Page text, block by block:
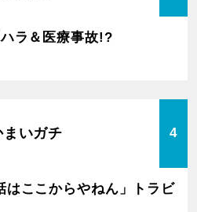
ラ＆医療事故!?
まいガチ 4
はここからやねん」トラビ